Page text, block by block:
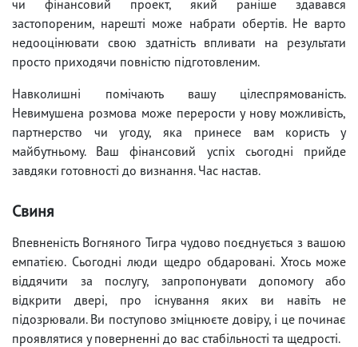
чи фінансовий проект, який раніше здавався
застопореним, нарешті може набрати обертів. Не варто
недооцінювати свою здатність впливати на результати
просто приходячи повністю підготовленим.
Навколишні помічають вашу цілеспрямованість.
Невимушена розмова може перерости у нову можливість,
партнерство чи угоду, яка принесе вам користь у
майбутньому. Ваш фінансовий успіх сьогодні прийде
завдяки готовності до визнання. Час настав.
Свиня
Впевненість Вогняного Тигра чудово поєднується з вашою
емпатією. Сьогодні люди щедро обдаровані. Хтось може
віддячити за послугу, запропонувати допомогу або
відкрити двері, про існування яких ви навіть не
підозрювали. Ви поступово зміцнюєте довіру, і це починає
проявлятися у поверненні до вас стабільності та щедрості.